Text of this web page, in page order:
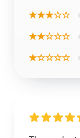
★★★☆☆
★★☆☆☆
★☆☆☆☆